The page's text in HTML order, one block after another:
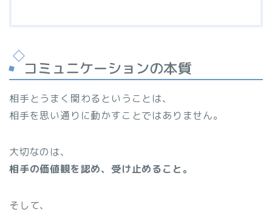
コミュニケーションの本質
相手とうまく関わるということは、
相手を思い通りに動かすことではありません。
大切なのは、
相手の価値観を認め、受け止めること。
そして、